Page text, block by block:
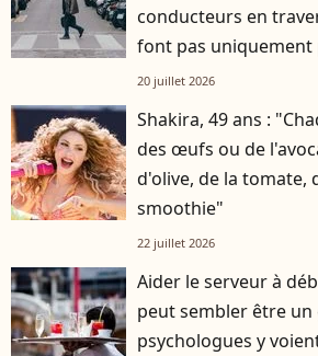
conducteurs en
font pas
20 juillet 2026
Shakira, 49 ans :
des œufs ou de
d'olive, de la tomate,
smoothie"
22 juillet 2026
Aider le serveur à
peut sembler être un
psychologues y